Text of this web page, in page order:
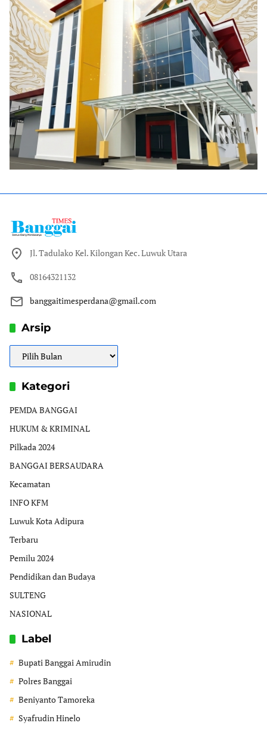
Jl. Tadulako Kel. Kilongan Kec. Luwuk Utara
08164321132
banggaitimesperdana@gmail.com
Arsip
Arsip
Kategori
PEMDA BANGGAI
HUKUM & KRIMINAL
Pilkada 2024
BANGGAI BERSAUDARA
Kecamatan
INFO KFM
Luwuk Kota Adipura
Terbaru
Pemilu 2024
Pendidikan dan Budaya
SULTENG
NASIONAL
Label
Bupati Banggai Amirudin
Polres Banggai
Beniyanto Tamoreka
Syafrudin Hinelo